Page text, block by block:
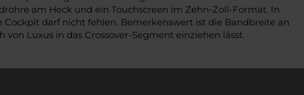
am Heck und ein Touchscreen im Zehn-Zoll-Format. In
darf nicht fehlen. Bemerkenswert ist die Bandbreite an
Luxus in das Crossover-Segment einziehen lässt.